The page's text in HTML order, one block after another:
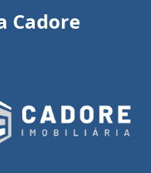
Cadore